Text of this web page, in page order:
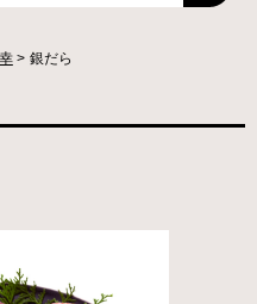
銀だら